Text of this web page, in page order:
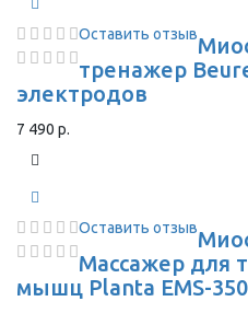
Оставить отзыв
тренажер
электродов
7 490 р.
Оставить отзыв
Массажер для
мышц Planta EMS-350